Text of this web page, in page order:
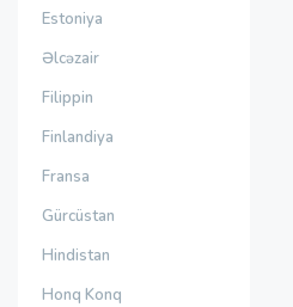
Estoniya
Əlcəzair
Filippin
Finlandiya
Fransa
Gürcüstan
Hindistan
Honq Konq